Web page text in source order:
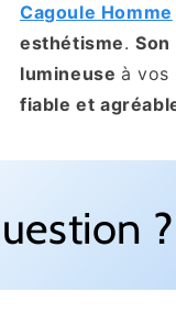
Cagoule Homme
esthétisme.
lumineuse à vos
fiable et
?